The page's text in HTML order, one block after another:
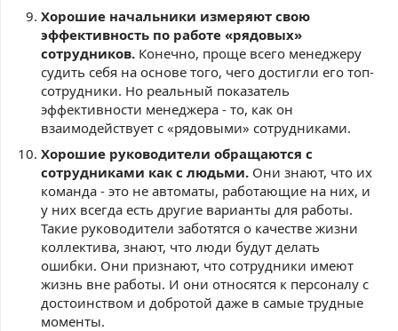
Хорошие начальники измеряют свою
эффективность по работе «рядовых»
сотрудников. Конечно, проще всего менеджеру
судить себя на основе того, чего достигли его топ-
сотрудники. Но реальный показатель
эффективности менеджера - то, как он
взаимодействует с «рядовыми» сотрудниками.
Хорошие руководители обращаются с
сотрудниками как с людьми. Они знают, что их
команда - это не автоматы, работающие на них, и
у них всегда есть другие варианты для работы.
Такие руководители заботятся о качестве жизни
коллектива, знают, что люди будут делать
ошибки. Они признают, что сотрудники имеют
жизнь вне работы. И они относятся к персоналу с
достоинством и добротой даже в самые трудные
моменты.